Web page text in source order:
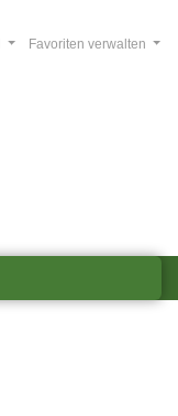
Favoriten verwalten